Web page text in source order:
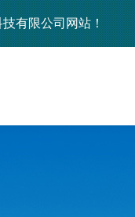
有限公司网站！